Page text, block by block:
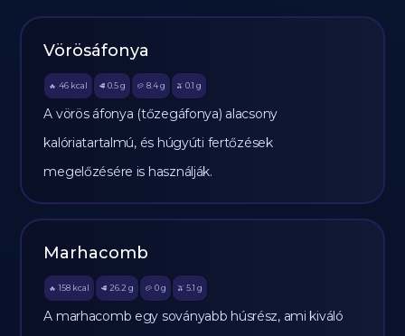
Vörösáfonya
🔥 46 kcal 🥩 0.5 g 🥔 8.4g 🫒 0.1 g
A vörös áfonya (tőzegáfonya) alacsony
kalóriatartalmú, és húgyúti fertőzések
megelőzésére is használják.
Marhacomb
🔥 158 kcal 🥩 26.2 g 🥔 0g 🫒 5.1 g
A marhacomb egy soványabb húsrész, ami kiváló